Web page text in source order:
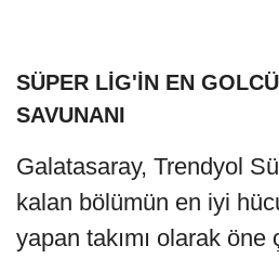
SÜPER LİG'İN EN
SAVUNANI
Galatasaray, Trendyol
kalan bölümün en iyi
yapan takımı olarak öne